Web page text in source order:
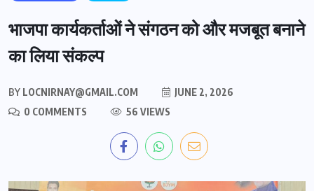
भाजपा कार्यकर्ताओं ने संगठन को और मजबूत बनाने
का लिया संकल्प
BY LOCNIRNAY@GMAIL.COM
JUNE 2, 2026
0 COMMENTS
56 VIEWS